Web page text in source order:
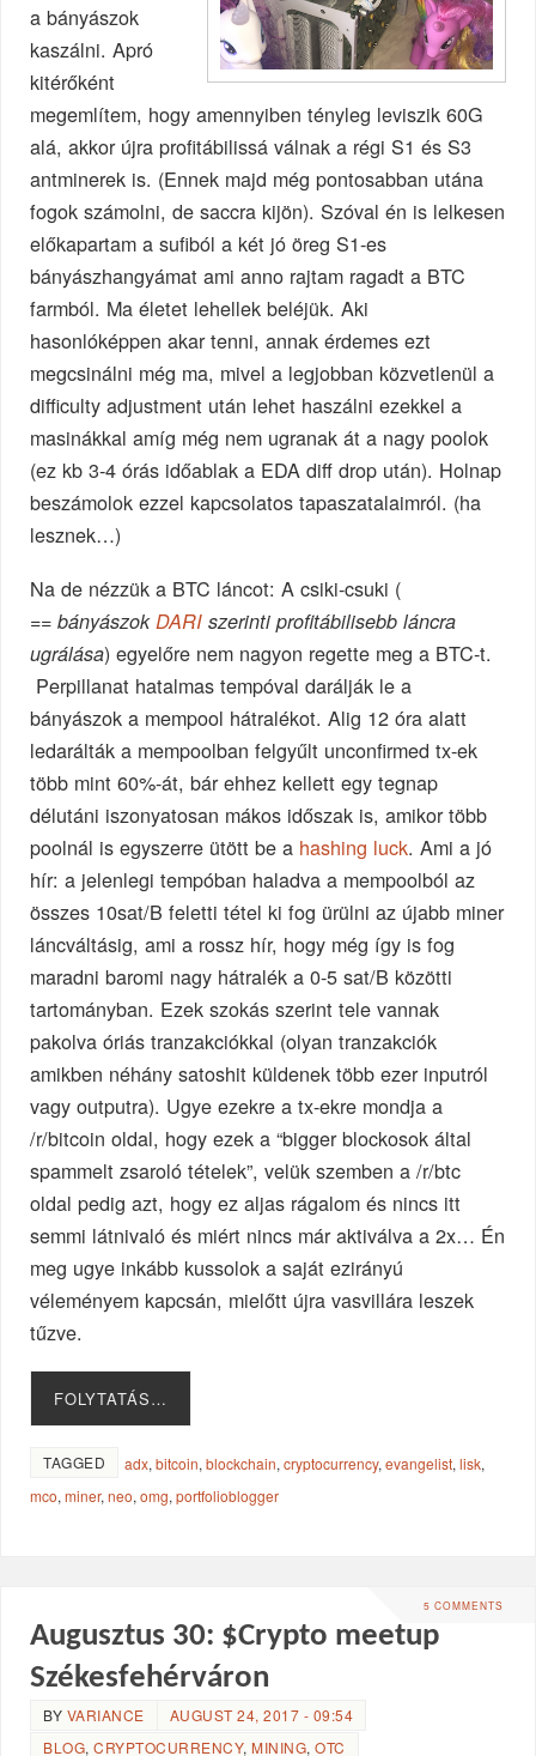
a bányászok
kaszálni. Apró
kitérőként
megemlítem, hogy amennyiben tényleg leviszik 60G
alá, akkor újra profitábilissá válnak a régi S1 és S3
antminerek is. (Ennek majd még pontosabban utána
fogok számolni, de saccra kijön). Szóval én is lelkesen
előkapartam a sufiból a két jó öreg S1-es
bányászhangyámat ami anno rajtam ragadt a BTC
farmból. Ma életet lehellek beléjük. Aki
hasonlóképpen akar tenni, annak érdemes ezt
megcsinálni még ma, mivel a legjobban közvetlenül a
difficulty adjustment után lehet haszálni ezekkel a
masinákkal amíg még nem ugranak át a nagy poolok
(ez kb 3-4 órás időablak a EDA diff drop után). Holnap
beszámolok ezzel kapcsolatos tapaszatalaimról. (ha
lesznek…)
Na de nézzük a BTC láncot: A csiki-csuki (
==bányászokDARI szerinti profitábilisebb láncra
ugrálása) egyelőre nem nagyon regette meg a BTC-t.
Perpillanat hatalmas tempóval darálják le a
bányászok a mempool hátralékot. Alig 12 óra alatt
ledarálták a mempoolban felgyűlt unconfirmed tx-ek
több mint 60%-át, bár ehhez kellett egy tegnap
délutáni iszonyatosan mákos időszak is, amikor több
poolnál is egyszerre ütött be a hashing luck. Ami a jó
hír: a jelenlegi tempóban haladva a mempoolból az
összes 10sat/B feletti tétel ki fog ürülni az újabb miner
láncváltásig, ami a rossz hír, hogy még így is fog
maradni baromi nagy hátralék a 0-5 sat/B közötti
tartományban. Ezek szokás szerint tele vannak
pakolva óriás tranzakciókkal (olyan tranzakciók
amikben néhány satoshit küldenek több ezer inputról
vagy outputra). Ugye ezekre a tx-ekre mondja a
/r/bitcoin oldal, hogy ezek a “bigger blockosok által
spammelt zsaroló tételek”, velük szemben a /r/btc
oldal pedig azt, hogy ez aljas rágalom és nincs itt
semmi látnivaló és miért nincs már aktiválva a 2x… Én
meg ugye inkább kussolok a saját ezirányú
véleményem kapcsán, mielőtt újra vasvillára leszek
tűzve.
FOLYTATÁS…
TAGGED adx,bitcoin,blockchain,cryptocurrency,evangelist,lisk,
mco,miner,neo,omg,portfolioblogger
5 COMMENTS
Augusztus 30: $Crypto meetup
Székesfehérváron
BY VARIANCE
AUGUST 24, 2017 - 09:54
BLOG,CRYPTOCURRENCY, MINING,OTC